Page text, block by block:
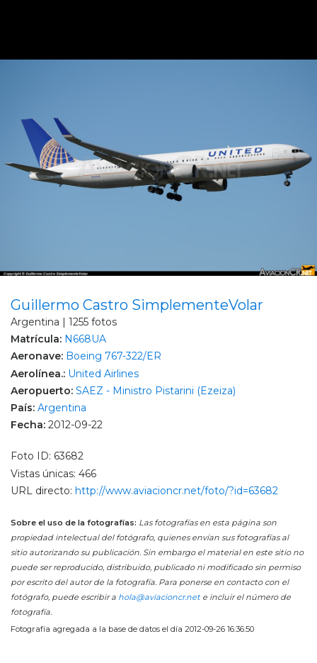
Guillermo Castro SimplementeVolar
Argentina | 1255 fotos
Matrícula: N668UA
Aeronave: Boeing 767-322/ER
Aerolínea.: United Airlines
Aeropuerto: SAEZ - Ministro Pistarini (Ezeiza)
País: Argentina
Fecha: 2012-09-22
Foto ID: 63682
Vistas únicas: 466
URL directo: http://www.aviacioncr.net/foto/?id=63682
Sobre el uso de la fotografías: Las fotografías en esta página son
propiedad intelectual del fotógrafo, quienes envían sus fotografías al
sitio autorizando su publicación. Sin embargo el material en este sitio no
puede ser reproducido, distribuido, publicado ni modificado sin permiso
por escrito del autor de la fotografía. Para ponerse en contacto con el
fotógrafo, puede escribir a hola@aviacioncr.nete incluir el número de
fotografía.
Fotografía agregada a la base de datos el día 2012-09-26 16:36:50